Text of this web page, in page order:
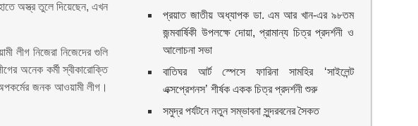
অস্ত্র তুলে দিয়েছেন, এখন
লীগ নিজেরা নিজেদের গুলি
অনেক কর্মী স্বীকারোক্তি
অপকর্মের জনক আওয়ামী লীগ।
প্রয়াত জাতীয় অধ্যাপক ডা. এম আর খান-এর ৯৮তম
জন্মবার্ষিকী উপলক্ষে দোয়া, প্রামান্য চিত্র প্রদর্শনী ও
আলোচনা সভা
বাতিঘর আর্ট স্পেসে ফারিনা সামহির ‘সাইলেন্ট
এক্সপ্রেশনস’ শীর্ষক একক চিত্র প্রদর্শনী শুরু
সমুদ্র পর্যটনে নতুন সম্ভাবনা সুন্দরবনের সৈকত